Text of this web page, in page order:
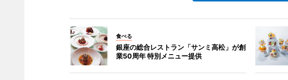
食べる
銀座の総合レストラン「サンミ高松」が創
業50周年 特別メニュー提供